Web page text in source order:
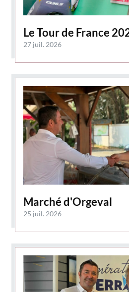
Le Tour de France
27 juil. 2026
Marché d'Orgeval
25 juil. 2026